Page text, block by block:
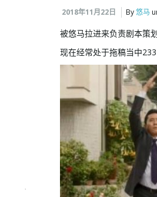
2018年11月22日 By悠马
被悠马拉进来负责剧本策
现在经常处于拖稿当中233